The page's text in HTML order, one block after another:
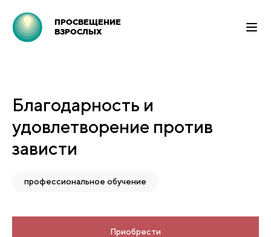
ПРОСВЕЩЕНИЕ
ВЗРОСЛЫХ
Благодарность и
удовлетворение против
зависти
профессиональное обучение
Приобрести